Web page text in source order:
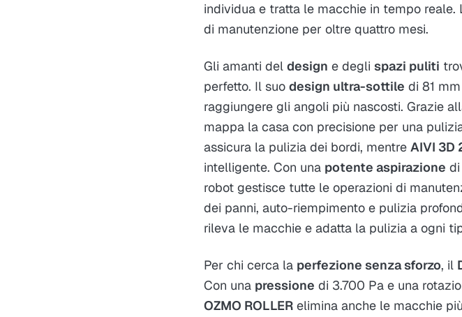
individua e tratta le macchie in tempo reale.
di manutenzione per oltre quattro mesi.
Gli amanti del design e degli spazi puliti
perfetto. Il suo design ultra-sottile di 81
raggiungere gli angoli più nascosti. Grazie
mappa la casa con precisione per una
assicura la pulizia dei bordi, mentre AIVI 3D
intelligente. Con una potente aspirazione
robot gestisce tutte le operazioni di
dei panni, auto-riempimento e pulizia
rileva le macchie e adatta la pulizia a ogni
Per chi cerca la perfezione senza sforzo, il
Con una pressione di 3.700 Pa e una
OZMO ROLLER elimina anche le macchie